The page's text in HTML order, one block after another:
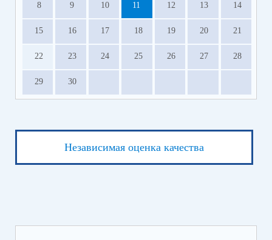
8 9 10 11 12 13 14
15 16 17 18 19 20 21
22 23 24 25 26 27 28
29 30
Независимая оценка качества